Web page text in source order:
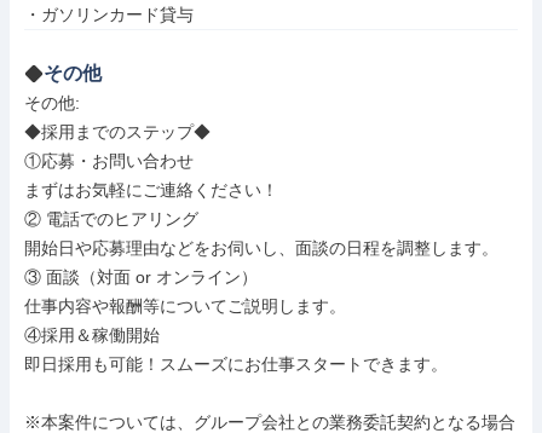
・ガソリンカード貸与
その他
その他:
◆採用までのステップ◆
①応募・お問い合わせ
まずはお気軽にご連絡ください！
② 電話でのヒアリング
開始日や応募理由などをお伺いし、面談の日程を調整します。
③ 面談（対面 or オンライン）
仕事内容や報酬等についてご説明します。
④採用＆稼働開始
即日採用も可能！スムーズにお仕事スタートできます。
※本案件については、グループ会社との業務委託契約となる場合